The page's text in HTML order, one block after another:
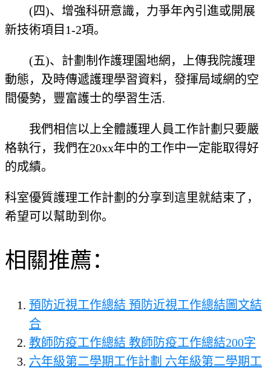
(四)、增強科研意識，力爭年內引進或開展
新技術項目1-2項。
(五)、計劃制作護理園地網，上傳我院護理
動態，及時傳遞護理學習資料，發揮局域網的空
間優勢，豐富護士的學習生活.
我們相信以上全體護理人員工作計劃只要嚴
格執行，我們在20xx年中的工作中一定能取得好
的成績。
科室優質護理工作計劃的分享到這里就結束了，
希望可以幫助到你。
相關推薦：
預防近視工作總結 預防近視工作總結圖文結
合
教師防疫工作總結 教師防疫工作總結200字
六年級第二學期工作計劃 六年級第二學期工